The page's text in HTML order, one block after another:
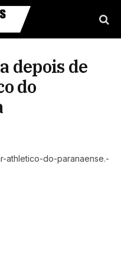
depois de
do